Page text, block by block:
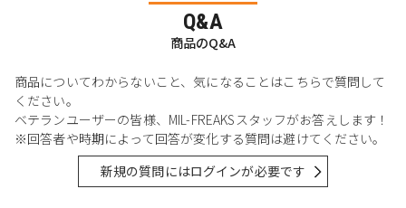
Q&A
商品のQ&A
商品についてわからないこと、気になることはこちらで質問して
ください。
ベテランユーザーの皆様、MIL-FREAKSスタッフがお答えします！
※回答者や時期によって回答が変化する質問は避けてください。
新規の質問にはログインが必要です